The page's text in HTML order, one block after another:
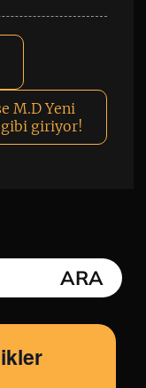
M.D Yeni
gibi giriyor!